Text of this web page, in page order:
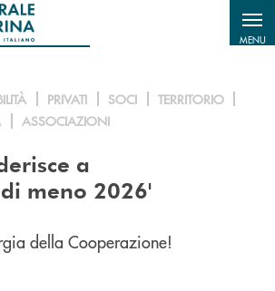
MENU
PRIVATI SOCI
TERRITORIO
ASSOCIAZIONI
a
meno 2026'
della Cooperazione!